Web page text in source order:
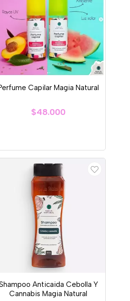
Capilar Magia Natural
$48.000
Anticaida Cebolla Y
Cannabis Magia Natural